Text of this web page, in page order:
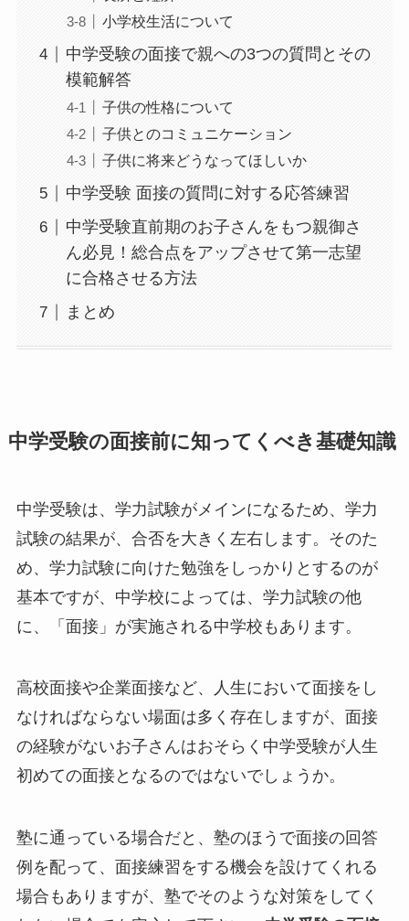
小学校生活について
中学受験の面接で親への3つの質問とその
模範解答
子供の性格について
子供とのコミュニケーション
子供に将来どうなってほしいか
中学受験 面接の質問に対する応答練習
中学受験直前期のお子さんをもつ親御さ
ん必見！総合点をアップさせて第一志望
に合格させる方法
まとめ
中学受験の面接前に知ってくべき基礎知識
中学受験は、学力試験がメインになるため、学力
試験の結果が、合否を大きく左右します。そのた
め、学力試験に向けた勉強をしっかりとするのが
基本ですが、中学校によっては、学力試験の他
に、「面接」が実施される中学校もあります。
高校面接や企業面接など、人生において面接をし
なければならない場面は多く存在しますが、面接
の経験がないお子さんはおそらく中学受験が人生
初めての面接となるのではないでしょうか。
塾に通っている場合だと、塾のほうで面接の回答
例を配って、面接練習をする機会を設けてくれる
場合もありますが、塾でそのような対策をしてく